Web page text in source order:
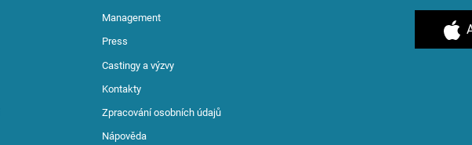
Management
Press
Castingy a výzvy
Kontakty
Zpracování osobních údajů
Nápověda